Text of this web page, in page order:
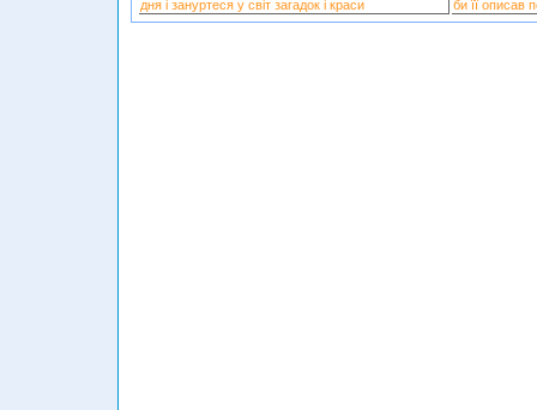
дня і зануртеся у світ загадок і краси
би її описав